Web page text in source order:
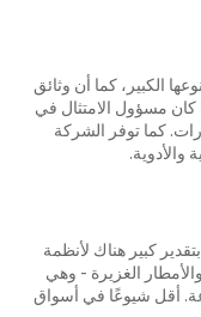
الكبير، كما أن وثائق
كان مسؤول الامتثال في
كما توفر الشركة
كبير هناك لأنظمة
الغزيرة - وهي
أقل شيوعًا في أسواق